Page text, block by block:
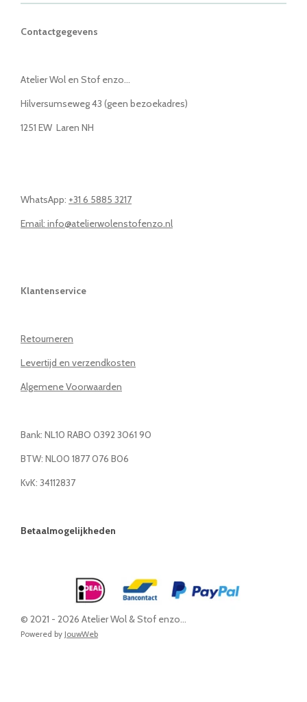
Contactgegevens
Atelier Wol en Stof enzo...
Hilversumseweg 43 (geen bezoekadres)
1251 EW Laren NH
WhatsApp: +31 6 5885 3217
Email: info@atelierwolenstofenzo.nl
Klantenservice
Retourneren
Levertijd en verzendkosten
Algemene Voorwaarden
Bank: NL10 RABO 0392 3061 90
BTW: NL00 1877 076 B06
KvK: 34112837
Betaalmogelijkheden
© 2021 - 2026 Atelier Wol & Stof enzo...
Powered by JouwWeb